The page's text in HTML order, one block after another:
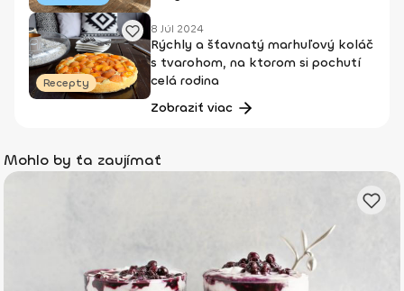
Recepty
8 Júl 2024
Rýchly a šťavnatý marhuľový koláč
s tvarohom, na ktorom si pochutí
celá rodina
Zobraziť viac
Mohlo by ťa zaujímať